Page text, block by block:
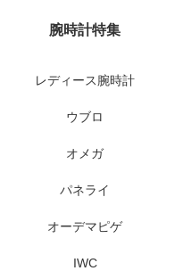
腕時計特集
レディース腕時計
ウブロ
オメガ
パネライ
オーデマピゲ
IWC